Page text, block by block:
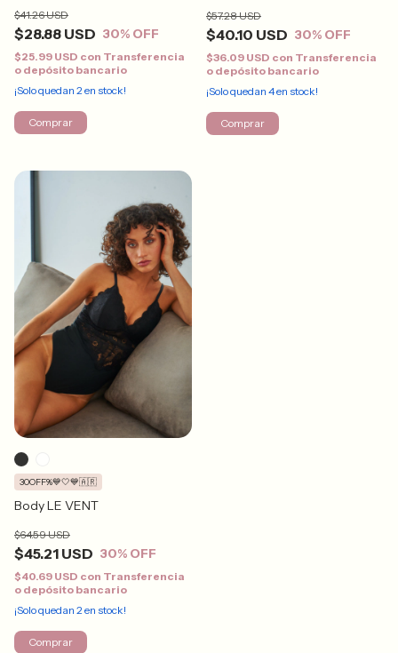
$28.88 USD
$41.26 USD
30% OFF
$25.99 USD con Transferencia
o depósito bancario
¡Solo quedan 2en stock!
Comprar
$40.10 USD
$57.28 USD
30% OFF
$36.09 USD con Transferencia
o depósito bancario
¡Solo quedan 4en stock!
Comprar
Body LE VENT
$45.21 USD
$64.59 USD
30% OFF
30OFF%💙🤍💙🇦🇷
$40.69 USD con Transferencia
o depósito bancario
¡Solo quedan 2 en stock!
Comprar